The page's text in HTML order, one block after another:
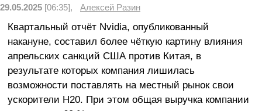
29.05.2025 [06:35], Алексей Разин
Квартальный отчёт Nvidia, опубликованный
накануне, составил более чёткую картину влияния
апрельских санкций США против Китая, в
результате которых компания лишилась
возможности поставлять на местный рынок свои
ускорители H20. При этом общая выручка компании